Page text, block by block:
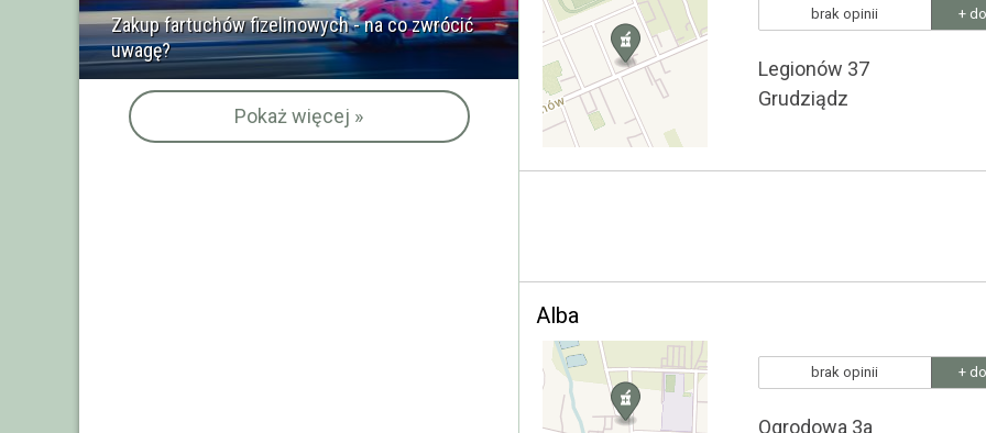
brak opinii +
Legionów 37
Grudziądz
Alba
brak opinii +
Ogrodowa 3a
Zakup fartuchów fizelinowych - na co zwrócić
uwagę?
Pokaż więcej »